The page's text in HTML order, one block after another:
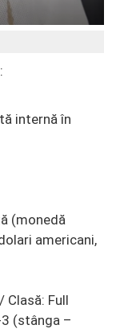
internă în
(monedă
americani,
Clasă: Full
(stânga –